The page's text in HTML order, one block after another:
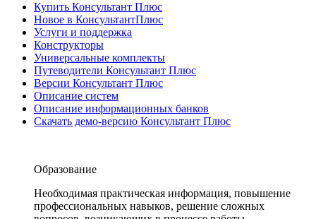
Купить Консультант Плюс
Новое в КонсультантПлюс
Услуги и поддержка
Конструкторы
Универсальные комплекты
Путеводители Консультант Плюс
Версии Консультант Плюс
Описание систем
Описание информационных банков
Скачать демо-версию Консультант Плюс
Образование
Необходимая практическая информация, повышение
профессиональных навыков, решение сложных